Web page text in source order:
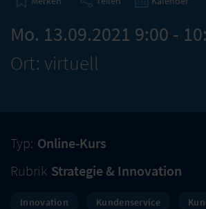
Mo. 13.09.2021 9:00 -
Ort: virtuell
Typ: Online-Kurs
Rubrik Strategie & Innovation
Innovation Kundenservice